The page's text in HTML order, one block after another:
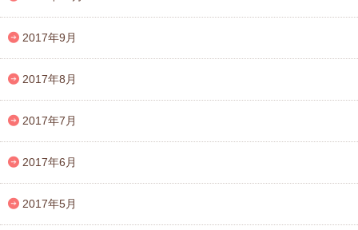
2017年9月
2017年8月
2017年7月
2017年6月
2017年5月